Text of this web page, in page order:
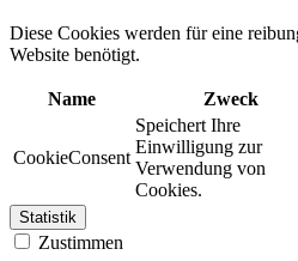
Diese Cookies werden für eine
Website benötigt.
Name Zweck
CookieConsent
Speichert Ihre
Einwilligung zur
Verwendung von
Cookies.
Statistik
Zustimmen